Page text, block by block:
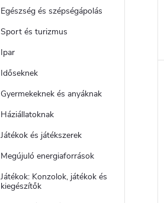
Egészség és szépségápolás
Sport és turizmus
Ipar
Időseknek
Gyermekeknek és anyáknak
Háziállatoknak
Játékok és játékszerek
Megújuló energiaforrások
Játékok: Konzolok, játékok és
kiegészítők
l